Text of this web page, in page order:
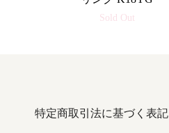
Sold Out
特定商取引法に基づく表記